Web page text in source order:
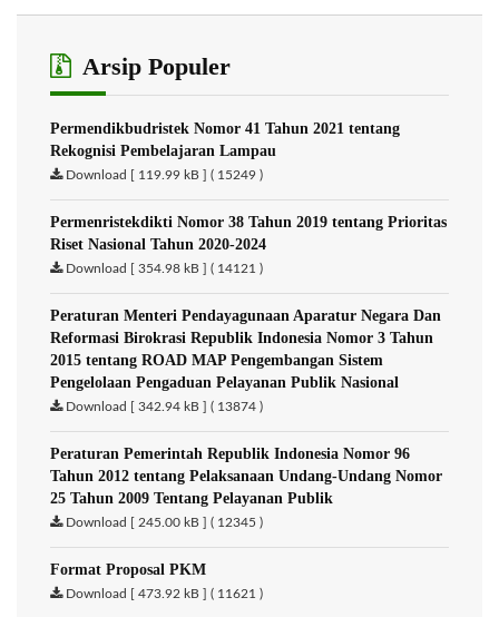
Arsip Populer
Permendikbudristek Nomor 41 Tahun 2021 tentang
Rekognisi Pembelajaran Lampau
Download [ 119.99 kB ] ( 15249 )
Permenristekdikti Nomor 38 Tahun 2019 tentang Prioritas
Riset Nasional Tahun 2020-2024
Download [ 354.98 kB ] ( 14121 )
Peraturan Menteri Pendayagunaan Aparatur Negara Dan
Reformasi Birokrasi Republik Indonesia Nomor 3 Tahun
2015 tentang ROAD MAP Pengembangan Sistem
Pengelolaan Pengaduan Pelayanan Publik Nasional
Download [ 342.94 kB ] ( 13874 )
Peraturan Pemerintah Republik Indonesia Nomor 96
Tahun 2012 tentang Pelaksanaan Undang-Undang Nomor
25 Tahun 2009 Tentang Pelayanan Publik
Download [ 245.00 kB ] ( 12345 )
Format Proposal PKM
Download [ 473.92 kB ] ( 11621 )